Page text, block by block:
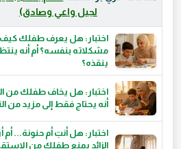
لجيل واعي وصادق)
اختبار: هل يعرف طفلك
مشكلاته بنفسه؟ أم أنه
ينقذه؟
اختبار: هل يخاف طفلك من
أنه يحتاج فقط إلى مزيد من
اختبار: هل أنتِ أم حنونة...
الزائد يمنع طفلك من